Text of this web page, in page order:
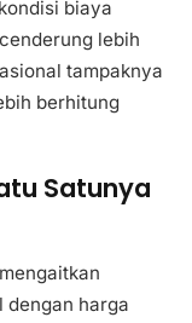
biaya
lebih
tampaknya
berhitung
Satunya
dengan harga